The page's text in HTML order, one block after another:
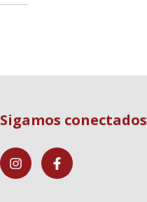
Sigamos conectados